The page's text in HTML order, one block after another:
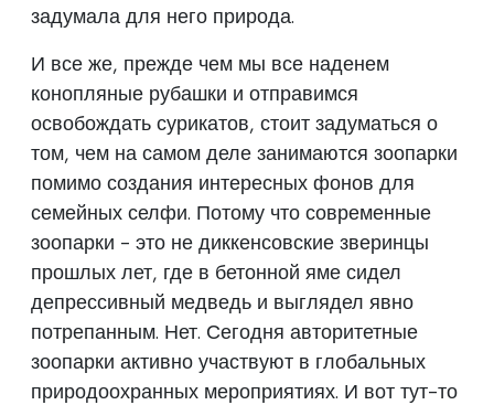
задумала для него природа.
И все же, прежде чем мы все наденем
конопляные рубашки и отправимся
освобождать сурикатов, стоит задуматься о
том, чем на самом деле занимаются зоопарки
помимо создания интересных фонов для
семейных селфи. Потому что современные
зоопарки - это не диккенсовские зверинцы
прошлых лет, где в бетонной яме сидел
депрессивный медведь и выглядел явно
потрепанным. Нет. Сегодня авторитетные
зоопарки активно участвуют в глобальных
природоохранных мероприятиях. И вот тут-то